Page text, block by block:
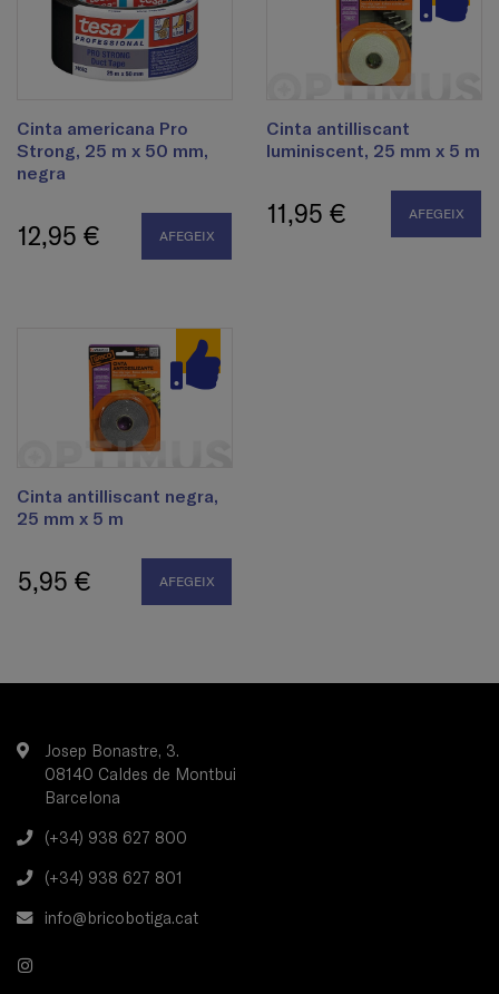
Cinta americana Pro
Strong, 25 m x 50 mm,
negra
12,95 € AFEGEIX
Cinta antilliscant
luminiscent, 25 mm x 5 m
11,95 € AFEGEIX
Cinta antilliscant negra,
25 mm x 5 m
5,95 € AFEGEIX
Josep Bonastre, 3.
08140 Caldes de Montbui
Barcelona
(+34) 938 627 800
(+34) 938 627 801
info@bricobotiga.cat